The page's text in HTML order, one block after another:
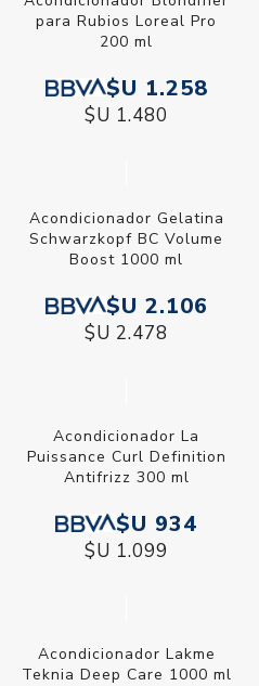
para Rubios Loreal Pro
200 ml
$U 1.258
$U 1.480
Acondicionador Gelatina
Schwarzkopf BC Volume
Boost 1000 ml
$U 2.106
$U 2.478
Acondicionador La
Puissance Curl Definition
Antifrizz 300 ml
$U 934
$U 1.099
Acondicionador Lakme
Teknia Deep Care 1000 ml